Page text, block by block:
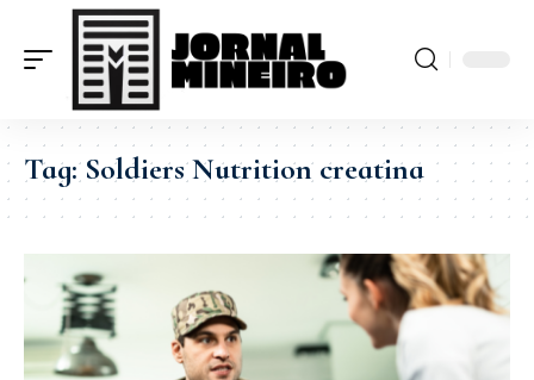
Tag:Soldiers Nutrition creatina